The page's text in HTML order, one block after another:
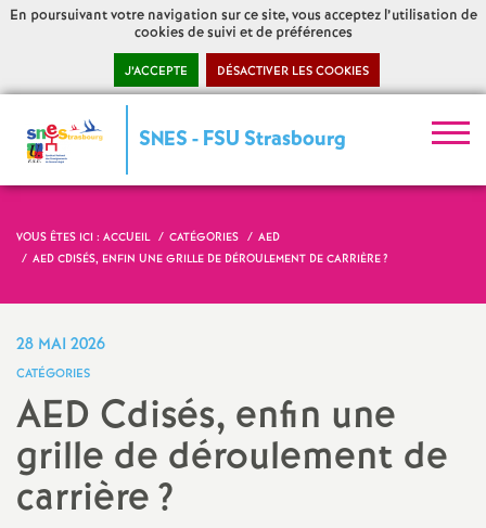
En poursuivant votre navigation sur ce site, vous acceptez l’utilisation de
cookies de suivi et de préférences
J’ACCEPTE DÉSACTIVER LES COOKIES
SNES - FSU Strasbourg
y
n
d
c
a
VOUS ÊTES ICI : ACCUEIL CATÉGORIES
AED
AED CDISÉS, ENFIN UNE GRILLE DE DÉROULEMENT DE CARRIÈRE?
28 MAI 2026
CATÉGORIES
AED Cdisés, enfin une
grille de déroulement de
carrière?